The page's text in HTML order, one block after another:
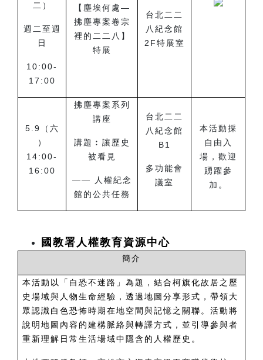
二）
週二至週
日
10:00-
17:00
【塵埃何處—
拂塵專案卷宗
裡的二二八】
特展
台北二二
八紀念館
2F特展室
5.9 （六
）
14:00-
16:00
拂塵專案系列
講座
講題︰讓歷史
被看見
――
人權紀念
館的公共任務
台北二二
八紀念館
B1
多功能會
議室
本活動採
自由入
場，歡迎
踴躍參
加。
國教署人權教育資源中心
簡介
本活動以「白恐不迷路」為題，結合柯旗化故居之歷
史場域與人物生命經驗，透過地圖分享形式，帶領大
眾認識白色恐怖時期在地空間與記憶之關聯。活動將
說明地圖內容的建構脈絡與轉譯方式，並引導參與者
重新理解日常生活場域中隱含的人權歷史。